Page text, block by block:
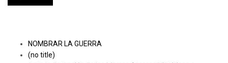
NOMBRAR LA GUERRA
(no title)